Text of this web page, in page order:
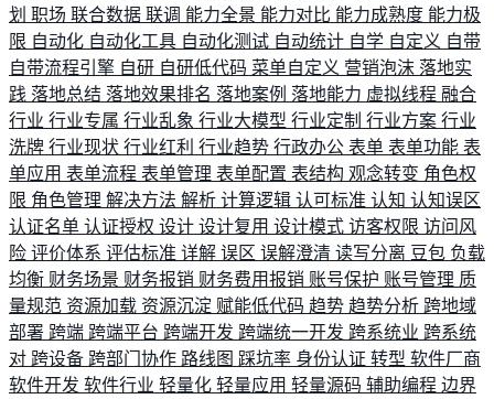
划 职场 联合数据 联调 能力全景 能力对比 能力成熟度 能力极
限 自动化 自动化工具 自动化测试 自动统计 自学 自定义 自带
自带流程引擎 自研 自研低代码 菜单自定义 营销泡沫 落地实
践 落地总结 落地效果排名 落地案例 落地能力 虚拟线程 融合
行业 行业专属 行业乱象 行业大模型 行业定制 行业方案 行业
洗牌 行业现状 行业红利 行业趋势 行政办公 表单 表单功能 表
单应用 表单流程 表单管理 表单配置 表结构 观念转变 角色权
限 角色管理 解决方法 解析 计算逻辑 认可标准 认知 认知误区
认证名单 认证授权 设计 设计复用 设计模式 访客权限 访问风
险 评价体系 评估标准 详解 误区 误解澄清 读写分离 豆包 负载
均衡 财务场景 财务报销 财务费用报销 账号保护 账号管理 质
量规范 资源加载 资源沉淀 赋能低代码 趋势 趋势分析 跨地域
部署 跨端 跨端平台 跨端开发 跨端统一开发 跨系统业 跨系统
对 跨设备 跨部门协作 路线图 踩坑率 身份认证 转型 软件厂商
软件开发 软件行业 轻量化 轻量应用 轻量源码 辅助编程 边界